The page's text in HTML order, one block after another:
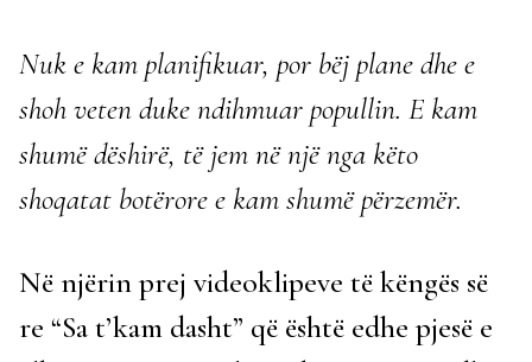
Nuk e kam planifikuar, por bëj plane dhe e
shoh veten duke ndihmuar popullin. E kam
shumë dëshirë, të jem në një nga këto
shoqatat botërore e kam shumë përzemër.
Në njërin prej videoklipeve të këngës së
re “Sa t’kam dasht” që është edhe pjesë e